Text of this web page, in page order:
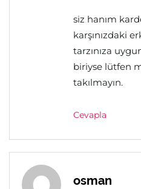
siz hanım
karşınızdaki
tarzınıza
biriyse lütfen
takılmayın.
Cevapla
osman